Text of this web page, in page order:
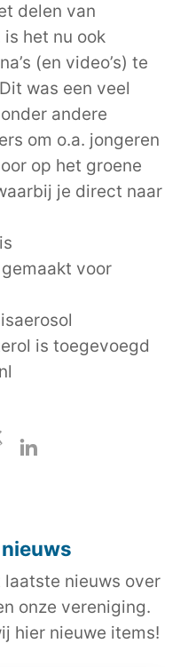
delen van
is het nu ook
(en video’s) te
was een veel
andere
om o.a. jongeren
op het groene
je direct naar
voor
is toegevoegd
nieuws over
onze vereniging.
hier nieuwe items!